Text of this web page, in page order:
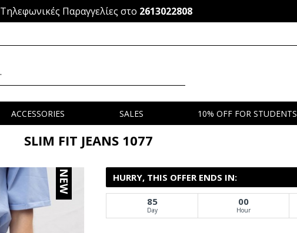
Τηλεφωνικές Παραγγελίες στο 2613022808
ACCESSORIES SALES 10% OFF FOR STUDENTS
SLIM FIT JEANS 1077
NEW HURRY, THIS OFFER ENDS IN:
85
Day
00
Hour